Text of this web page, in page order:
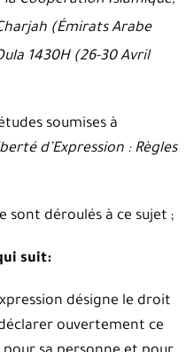
(Émirats Arabe
1430H (26-30 Avril
soumises à
d’Expression : Règles
sont déroulés à ce sujet ;
suit:
désigne le droit
ouvertement ce